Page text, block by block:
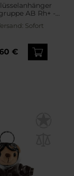
AB Rh+ -
Pantera PL
Woodland
Sofort
€